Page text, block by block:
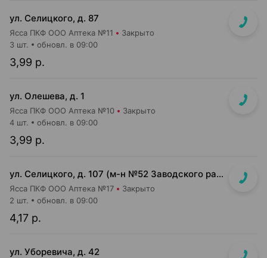
ул. Селицкого, д. 87
Ясса ПКФ ООО Аптека №11 Закрыто
3,99 р.
3 шт. обновл. в 09:00
ул. Олешева, д. 1
Ясса ПКФ ООО Аптека №10 Закрыто
3,99 р.
4 шт. обновл. в 09:00
ул. Селицкого, д. 107 (м-н №52 Заводского райпищеторга)
Ясса ПКФ ООО Аптека №17 Закрыто
4,17 р.
2 шт. обновл. в 09:00
ул. Уборевича, д. 42